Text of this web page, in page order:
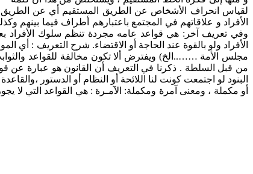
لقياس انحراف الأشخاص عن الطريق المستقيم أي عن الطريق
الأفراد و علاقاتهم في المجتمع باعتبارهم أطراف فيما
الأفراد ولو بالقوة عند الحاجة أو الاقتضاء. شرح التعريف :
مجلس الأمة ……..الخ) ويفترض ألا تكون مخالفة للقواعد
من قبل السلطة . ذكرنا في التعريف أن القانون هو عبارة عن
البنود لو اجتمعت كونت لنا اللائحة أو النظام أو الدستور
أو مكملة ، ومعنى آمرة ومكملة: الآمـرة : هي القواعد التي لا